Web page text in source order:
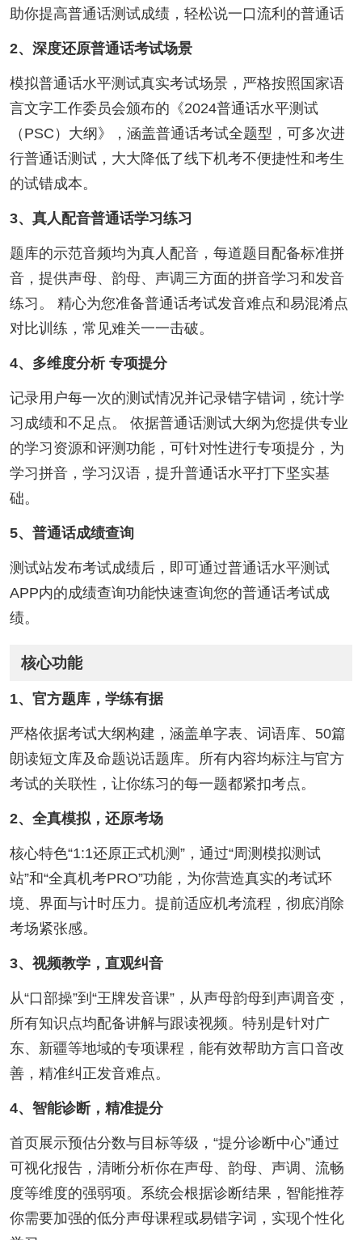
助你提高普通话测试成绩，轻松说一口流利的普通话
2、深度还原普通话考试场景
模拟普通话水平测试真实考试场景，严格按照国家语
言文字工作委员会颁布的《2024普通话水平测试
（PSC）大纲》，涵盖普通话考试全题型，可多次进
行普通话测试，大大降低了线下机考不便捷性和考生
的试错成本。
3、真人配音普通话学习练习
题库的示范音频均为真人配音，每道题目配备标准拼
音，提供声母、韵母、声调三方面的拼音学习和发音
练习。 精心为您准备普通话考试发音难点和易混淆点
对比训练，常见难关一一击破。
4、多维度分析 专项提分
记录用户每一次的测试情况并记录错字错词，统计学
习成绩和不足点。 依据普通话测试大纲为您提供专业
的学习资源和评测功能，可针对性进行专项提分，为
学习拼音，学习汉语，提升普通话水平打下坚实基
础。
5、普通话成绩查询
测试站发布考试成绩后，即可通过普通话水平测试
APP内的成绩查询功能快速查询您的普通话考试成
绩。
核心功能
1、官方题库，学练有据
严格依据考试大纲构建，涵盖单字表、词语库、50篇
朗读短文库及命题说话题库。所有内容均标注与官方
考试的关联性，让你练习的每一题都紧扣考点。
2、全真模拟，还原考场
核心特色“1:1还原正式机测”，通过“周测模拟测试
站”和“全真机考PRO”功能，为你营造真实的考试环
境、界面与计时压力。提前适应机考流程，彻底消除
考场紧张感。
3、视频教学，直观纠音
从“口部操”到“王牌发音课”，从声母韵母到声调音变，
所有知识点均配备讲解与跟读视频。特别是针对广
东、新疆等地域的专项课程，能有效帮助方言口音改
善，精准纠正发音难点。
4、智能诊断，精准提分
首页展示预估分数与目标等级，“提分诊断中心”通过
可视化报告，清晰分析你在声母、韵母、声调、流畅
度等维度的强弱项。系统会根据诊断结果，智能推荐
你需要加强的低分声母课程或易错字词，实现个性化